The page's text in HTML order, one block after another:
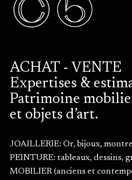
ACHAT - VENTE
Expertises &
Patrimoine
et objets d’art.
JOAILLERIE: Or, bijoux,
PEINTURE: tableaux, dessins,
MOBILIER (anciens et